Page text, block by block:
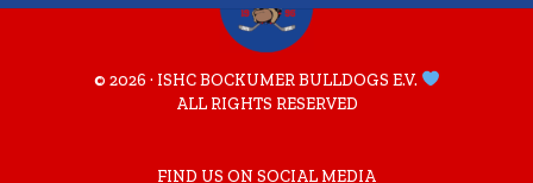
© 2026 · ISHC BOCKUMER BULLDOGS E.V.
ALL RIGHTS RESERVED
FIND US ON SOCIAL MEDIA